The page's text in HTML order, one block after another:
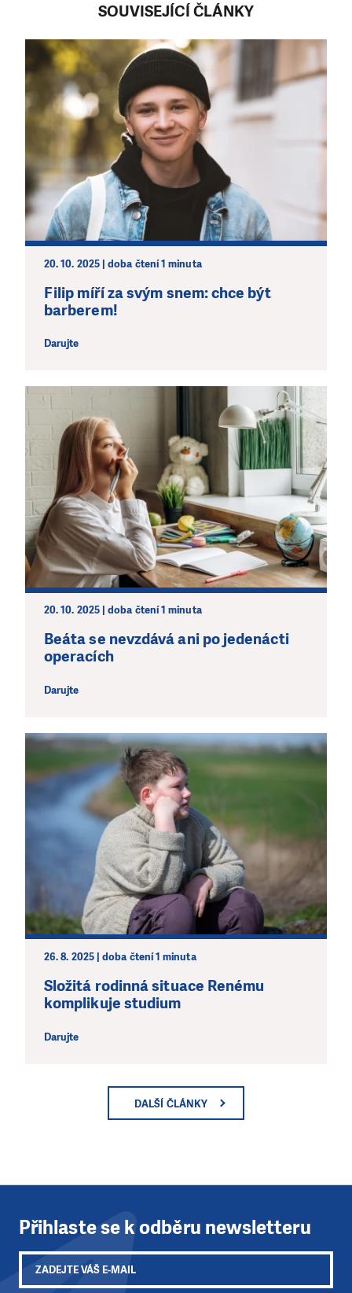
SOUVISEJÍCÍ ČLÁNKY
20. 10. 2025 | doba čtení 1 minuta
Filip míří za svým snem: chce být
barberem!
Darujte
20. 10. 2025 | doba čtení 1 minuta
Beáta se nevzdává ani po jedenácti
operacích
Darujte
26. 8. 2025 | doba čtení 1 minuta
Složitá rodinná situace Renému
komplikuje studium
Darujte
DALŠÍ ČLÁNKY
Přihlaste se k odběru newsletteru